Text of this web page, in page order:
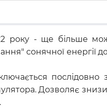
року - ще більше
сонячної енергії
Дозволяє